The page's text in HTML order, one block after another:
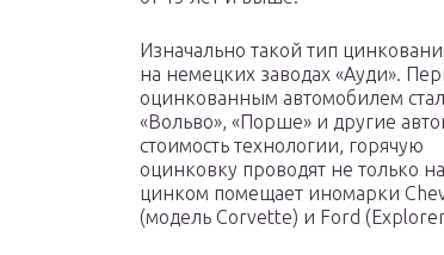
Изначально такой тип
на немецких заводах «Ауди».
оцинкованным автомобилем
«Вольво», «Порше» и другие
стоимость технологии, горячую
оцинковку проводят не только
цинком помещает иномарки
(модель Corvette) и Ford